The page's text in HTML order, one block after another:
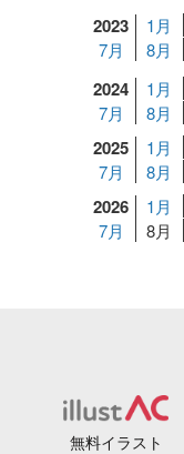
2023 1月
7月
8月
2024 1月
7月
8月
2025 1月
7月
8月
2026 1月
7月
8月
無料イラスト